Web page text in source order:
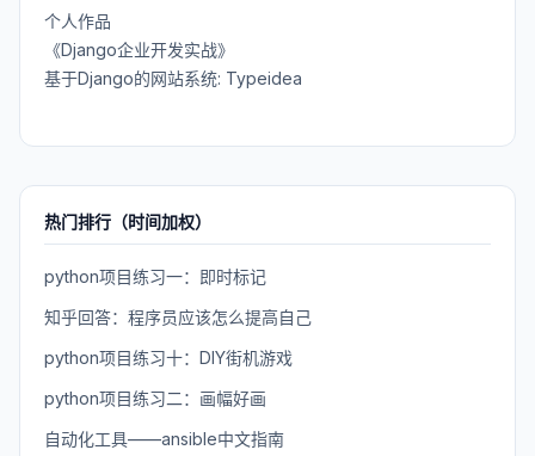
个人作品
《Django企业开发实战》
基于Django的网站系统: Typeidea
热门排行（时间加权）
python项目练习一：即时标记
知乎回答：程序员应该怎么提高自己
python项目练习十：DIY街机游戏
python项目练习二：画幅好画
自动化工具——ansible中文指南